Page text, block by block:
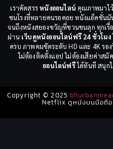
เราคัดสรรหนังออนไลน์ คุณภาพมาไ
ชนโรงที่หลายคนรอคอย หนังแอ็คชั่นมั
จนถึงหนังสยองขวัญที่ชวนขนลุก ทุกเรื่
ผ่าน เว็บดูหนังออนไลน์ฟรี 24 ชั่วโมง
ครบ ภาพคมชัดระดับ HD และ 4K รอ
ไม่ต้องติดตั้งแอป ไม่ต้องเสียค่าสมั
ออนไลน์ฟรีได้ทันที สนุก
Copyright © 2025
Netflix ดูหนังบนมือถือ